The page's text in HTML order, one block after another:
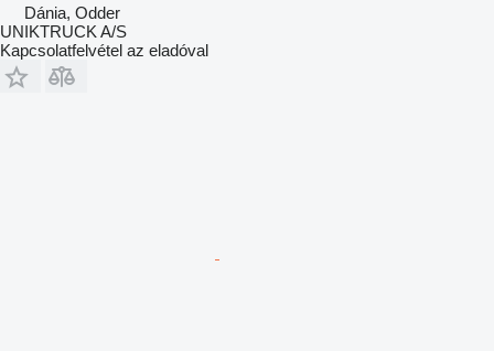
Dánia, Odder
UNIKTRUCK A/S
Kapcsolatfelvétel az eladóval